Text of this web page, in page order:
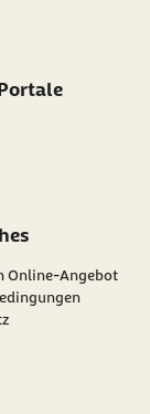
Online-Angebot